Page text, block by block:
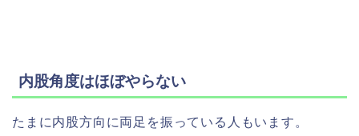
内股角度はほぼやらない
たまに内股方向に両足を振っている人もいます。